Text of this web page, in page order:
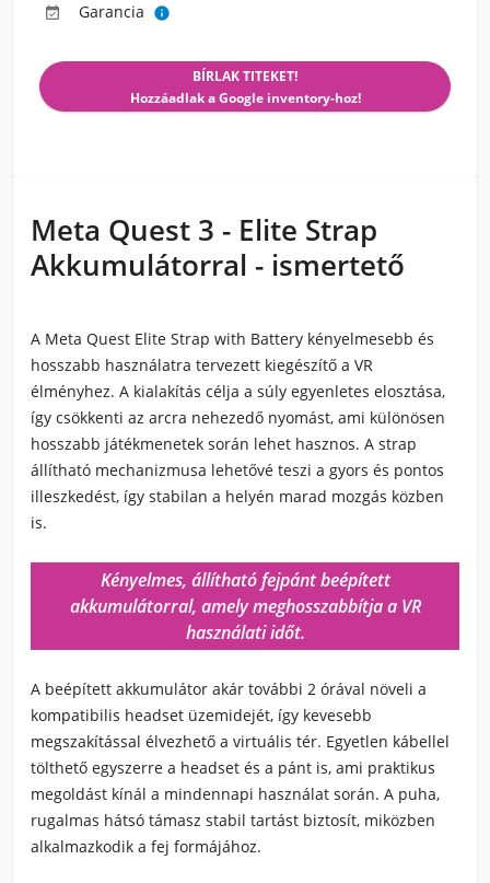
 Garancia 
BÍRLAK TITEKET!
Hozzáadlak a Google inventory-hoz!
Meta Quest 3 - Elite Strap
Akkumulátorral - ismertető
A Meta Quest Elite Strap with Battery kényelmesebb és
hosszabb használatra tervezett kiegészítő a VR
élményhez. A kialakítás célja a súly egyenletes elosztása,
így csökkenti az arcra nehezedő nyomást, ami különösen
hosszabb játékmenetek során lehet hasznos. A strap
állítható mechanizmusa lehetővé teszi a gyors és pontos
illeszkedést, így stabilan a helyén marad mozgás közben
is.
Kényelmes, állítható fejpánt beépített
akkumulátorral, amely meghosszabbítja a VR
használati időt.
A beépített akkumulátor akár további 2 órával növeli a
kompatibilis headset üzemidejét, így kevesebb
megszakítással élvezhető a virtuális tér. Egyetlen kábellel
tölthető egyszerre a headset és a pánt is, ami praktikus
megoldást kínál a mindennapi használat során. A puha,
rugalmas hátsó támasz stabil tartást biztosít, miközben
alkalmazkodik a fej formájához.